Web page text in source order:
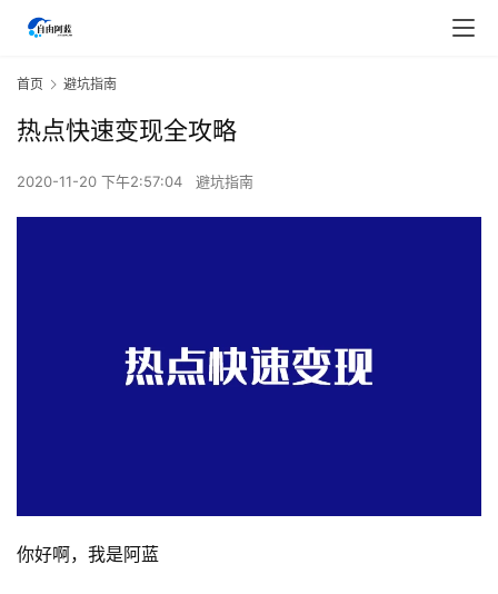
首页 避坑指南
热点快速变现全攻略
2020-11-20 下午2:57:04 避坑指南
你好啊，我是阿蓝